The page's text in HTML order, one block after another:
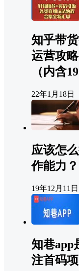
知乎带
运营攻
（内含
22年1月18日
应该怎
作能力？
19年12月11日
知巷app
注首码